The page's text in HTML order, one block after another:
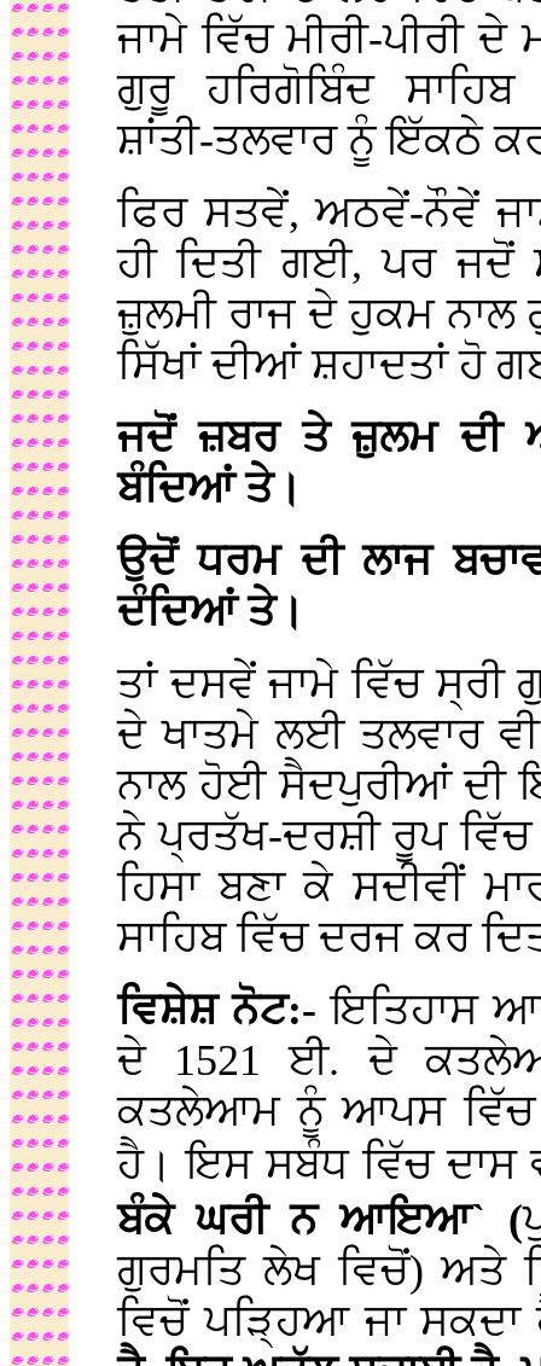
ਜਾਮੇ ਵਿੱਚ ਮੀਰੀ-ਪੀਰੀ
ਗੁਰੂ ਹਰਿਗੋਬਿੰਦ ਸਾਹਿਬ
ਸ਼ਾਂਤੀ-ਤਲਵਾਰ ਨੂੰ ਇੱਕਠੇ
ਫਿਰ ਸਤਵੇਂ, ਅਠਵੇਂ-ਨੌਵੇਂ
ਹੀ ਦਿਤੀ ਗਈ, ਪਰ
ਜ਼ੁਲਮੀ ਰਾਜ ਦੇ ਹੁਕਮ ਨਾਲ
ਸਿੱਖਾਂ ਦੀਆਂ ਸ਼ਹਾਦਤਾਂ ਹੋ
ਜਦੋਂ ਜ਼ਬਰ ਤੇ ਜ਼ੁਲਮ ਦੀ
ਬੰਦਿਆਂ ਤੇ।
ਉਦੋਂ ਧਰਮ ਦੀ ਲਾਜ
ਦੰਦਿਆਂ ਤੇ।
ਤਾਂ ਦਸਵੇਂ ਜਾਮੇ ਵਿੱਚ
ਦੇ ਖਾਤਮੇ ਲਈ ਤਲਵਾਰ
ਨਾਲ ਹੋਈ ਸੈਦਪੁਰੀਆਂ ਦੀ
ਨੇ ਪ੍ਰਤੱਖ-ਦਰਸ਼ੀ ਰੂਪ
ਹਿਸਾ ਬਣਾ ਕੇ ਸਦੀਵੀਂ
ਸਾਹਿਬ ਵਿੱਚ ਦਰਜ ਕਰ
ਵਿਸ਼ੇਸ਼ ਨੋਟ:-ਇਤਿਹਾਸ
ਦੇ 1521 ਈ. ਦੇ
ਕਤਲੇਆਮ ਨੂੰ ਆਪਸ ਵਿੱਚ
ਹੈ। ਇਸ ਸਬੰਧ ਵਿੱਚ ਦਾਸ
ਬੰਕੇ ਘਰੀ ਨ ਆਇਆ` (
ਗੁਰਮਤਿ ਲੇਖ ਵਿਚੋਂ) ਅਤੇ
ਵਿਚੋਂ ਪੜ੍ਹਿਆ ਜਾ